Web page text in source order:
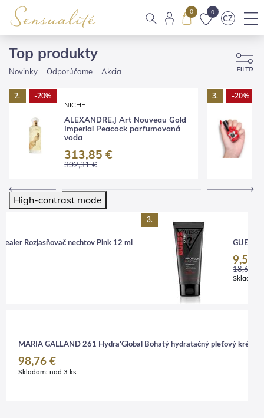
0 0
CZ
Top produkty
Novinky Odporúčame Akcia
2.
-20%
NICHE
ALEXANDRE.J Art Nouveau Gold
Imperial Peacock parfumovaná
voda
392,31 €
313,85 €
3.
-20%
High-contrast mode
Rozjasňovač nechtov Pink 12 ml
3.
GUESS
18,60 €
9,55 €
Skladom:
MARIA GALLAND 261 Hydra'Global Bohatý hydratačný pleťový krém
98,76 €
Skladom: nad 3 ks